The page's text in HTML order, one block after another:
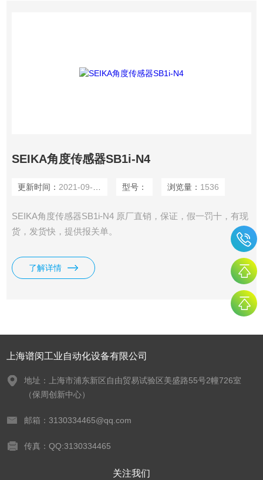
SEIKA角度传感器SB1i-N4
更新时间： 2021-09-27 型号： 浏览量： 1536
SEIKA角度传感器SB1i-N4 原厂直销，保证，假一罚十，有现
货，发货快，提供报关单。
了解详情
上海谱闵工业自动化设备有限公司
地址：上海市浦东新区自由贸易试验区美盛路55号2幢726室
（保周创新中心）
邮箱：3130334465@qq.com
传真：QQ:3130334465
关注我们